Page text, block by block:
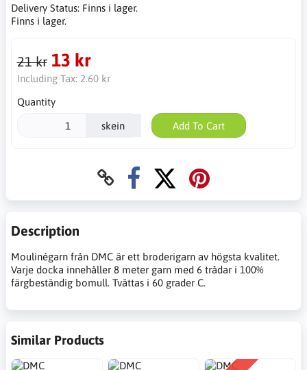
Delivery Status: Finns i lager.
Finns i lager.
21 kr 13 kr
Including Tax: 2.60 kr
Quantity
skein Add To Cart
Description
Moulinégarn från DMC är ett broderigarn av högsta kvalitet.
Varje docka innehåller 8 meter garn med 6 trådar i 100%
färgbeständig bomull. Tvättas i 60 grader C.
Similar Products